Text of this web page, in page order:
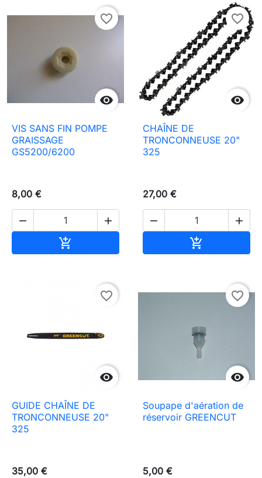

favorite_border
VIS SANS FIN POMPE
GRAISSAGE
GS5200/6200
8,00 €
 


favorite_border
CHAÎNE DE
TRONCONNEUSE 20"
325
27,00 €
 


favorite_border
GUIDE CHAÎNE DE
TRONCONNEUSE 20"
325
35,00 €

favorite_border
Soupape d'aération de
réservoir GREENCUT
5,00 €